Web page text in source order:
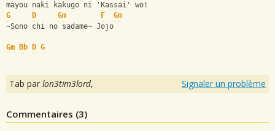
mayou naki kakugo ni 'Kassai' wo!
G
D Gm F
Gm
~Sono chi no sadame~ Jojo
Gm Bb D G
Tab par lon3tim3lord, Signaler un problème
Commentaires (3)